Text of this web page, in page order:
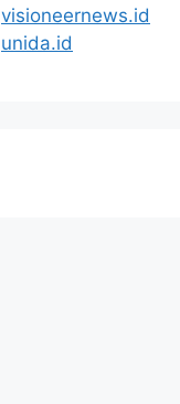
visioneernews.id
unida.id